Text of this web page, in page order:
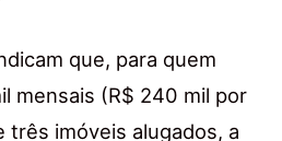
que, para quem
mensais (R$ 240 mil por
três imóveis alugados, a